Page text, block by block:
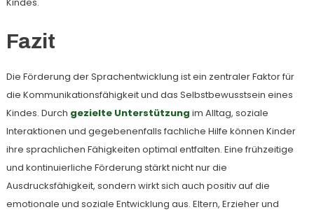
Fazit
Die Förderung der Sprachentwicklung ist ein zentraler Faktor für
die Kommunikationsfähigkeit und das Selbstbewusstsein eines
Kindes. Durch gezielte Unterstützung im Alltag, soziale
Interaktionen und gegebenenfalls fachliche Hilfe können Kinder
ihre sprachlichen Fähigkeiten optimal entfalten. Eine frühzeitige
und kontinuierliche Förderung stärkt nicht nur die
Ausdrucksfähigkeit, sondern wirkt sich auch positiv auf die
emotionale und soziale Entwicklung aus. Eltern, Erzieher und